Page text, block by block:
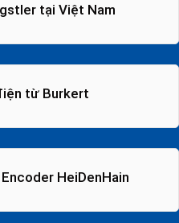
tại Việt Nam
từ Burkert
HeiDenHain